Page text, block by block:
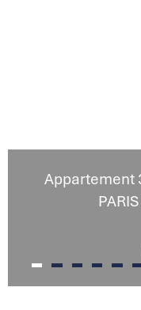
Appartement